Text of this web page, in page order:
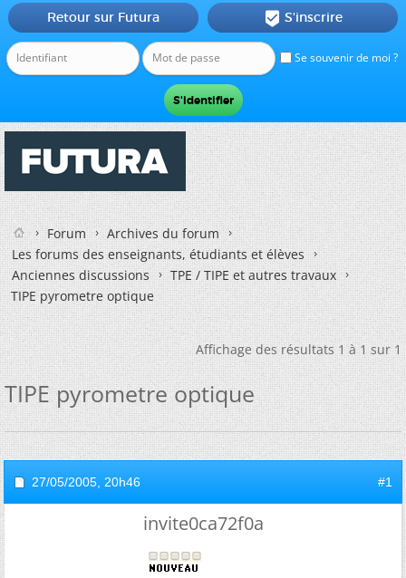
Se souvenir de moi ?
Retour sur Futura  S'inscrire
Forum
Archives du forum
Les forums des enseignants, étudiants et élèves
Anciennes discussions
TPE / TIPE et autres travaux
TIPE pyrometre optique
Affichage des résultats 1 à 1 sur 1
TIPE pyrometre optique
27/05/2005, 20h46 #1
invite0ca72f0a